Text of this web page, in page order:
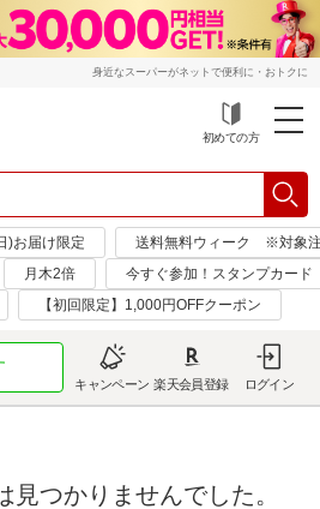
身近なスーパーがネットで便利に・おトクに
初めての方
お届け限定
送料無料ウィーク ※対象
月木2倍
今すぐ参加！スタンプカード
【初回限定】1,000円OFFクーポン
キャンペーン 楽天会員登録 ログイン
見つかりませんでした。